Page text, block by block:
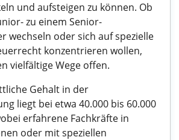
und aufsteigen zu können. Ob
zu einem Senior-
wechseln oder sich auf spezielle
konzentrieren wollen,
vielfältige Wege offen.
Gehalt in der
liegt bei etwa 40.000 bis 60.000
erfahrene Fachkräfte in
oder mit speziellen